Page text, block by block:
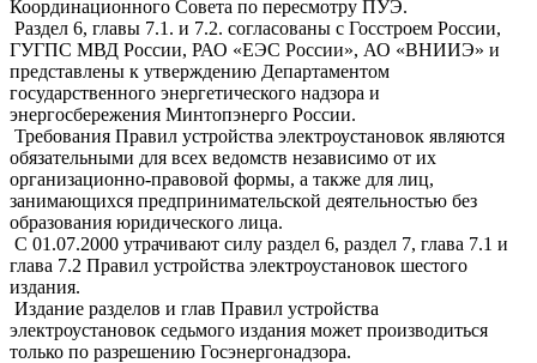
Координационного Совета по пересмотру ПУЭ.
Раздел 6, главы 7.1. и 7.2. согласованы с Госстроем России,
ГУГПС МВД России, РАО «ЕЭС России», АО «ВНИИЭ» и
представлены к утверждению Департаментом
государственного энергетического надзора и
энергосбережения Минтопэнерго России.
Требования Правил устройства электроустановок являются
обязательными для всех ведомств независимо от их
организационно-правовой формы, а также для лиц,
занимающихся предпринимательской деятельностью без
образования юридического лица.
С 01.07.2000 утрачивают силу раздел 6, раздел 7, глава 7.1 и
глава 7.2 Правил устройства электроустановок шестого
издания.
Издание разделов и глав Правил устройства
электроустановок седьмого издания может производиться
только по разрешению Госэнергонадзора.